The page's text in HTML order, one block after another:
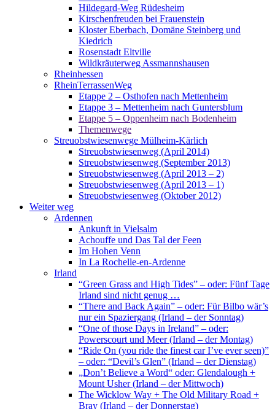
Hildegard-Weg Rüdesheim
Kirschenfreuden bei Frauenstein
Kloster Eberbach, Domäne Steinberg und
Kiedrich
Rosenstadt Eltville
Wildkräuterweg Assmannshausen
Rheinhessen
RheinTerrassenWeg
Etappe 2 – Osthofen nach Mettenheim
Etappe 3 – Mettenheim nach Guntersblum
Etappe 5 – Oppenheim nach Bodenheim
Themenwege
Streuobstwiesenwege Mülheim-Kärlich
Streuobstwiesenweg (April 2014)
Streuobstwiesenweg (September 2013)
Streuobstwiesenweg (April 2013 – 2)
Streuobstwiesenweg (April 2013 – 1)
Streuobstwiesenweg (Oktober 2012)
Weiter weg
Ardennen
Ankunft in Vielsalm
Achouffe und Das Tal der Feen
Im Hohen Venn
In La Rochelle-en-Ardenne
Irland
“Green Grass and High Tides” – oder: Fünf Tage
Irland sind nicht genug …
“There and Back Again” – oder: Für Bilbo wär’s
nur ein Spaziergang (Irland – der Sonntag)
“One of those Days in Ireland” – oder:
Powerscourt und Meer (Irland – der Montag)
“Ride On (you ride the finest car I’ve ever seen)”
– oder: “Devil’s Glen” (Irland – der Dienstag)
„Don’t Believe a Word“ oder: Glendalough +
Mount Usher (Irland – der Mittwoch)
The Wicklow Way + The Old Military Road +
Bray (Irland – der Donnerstag)